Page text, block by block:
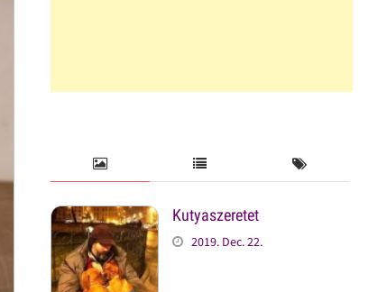
Kutyaszeretet
2019. Dec. 22.